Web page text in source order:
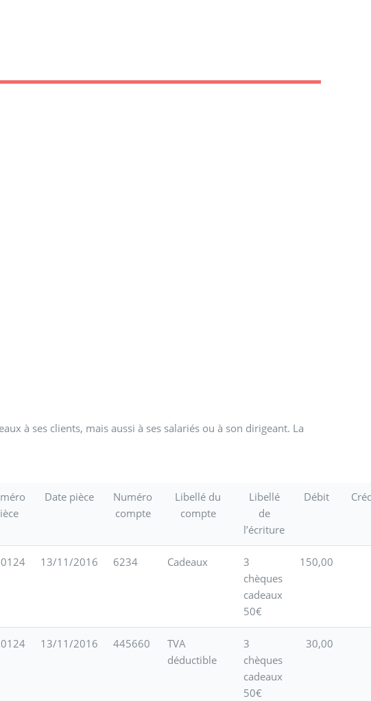
à ses clients, mais aussi à ses salariés ou à son dirigeant. La
Date pièce
Numéro
compte
Libellé du
compte
Libellé
de
l’écriture
Débit
0124 13/11/2016 6234 Cadeaux
3
chèques
cadeaux
50€
150,00
0124 13/11/2016 445660
TVA
déductible
3
chèques
cadeaux
50€
30,00